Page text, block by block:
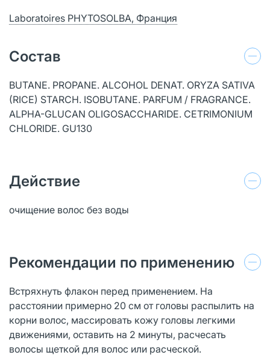
Laboratoires PHYTOSOLBA, Франция
Состав
BUTANE. PROPANE. ALCOHOL DENAT. ORYZA SATIVA
(RICE) STARCH. ISOBUTANE. PARFUM / FRAGRANCE.
ALPHA-GLUCAN OLIGOSACCHARIDE. CETRIMONIUM
CHLORIDE. GU130
Действие
очищение волос без воды
Рекомендации по применению
Встряхнуть флакон перед применением. На
расстоянии примерно 20 см от головы распылить на
корни волос, массировать кожу головы легкими
движениями, оставить на 2 минуты, расчесать
волосы щеткой для волос или расческой.